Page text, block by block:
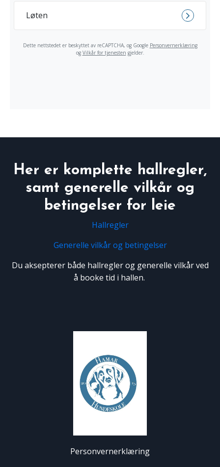
Her er komplette hallregler,
samt generelle vilkår og
betingelser for leie
Hallregler
Generelle vilkår og betingelser
Du aksepterer både hallregler og generelle vilkår ved
å booke tid i hallen.
Personvernerklæring